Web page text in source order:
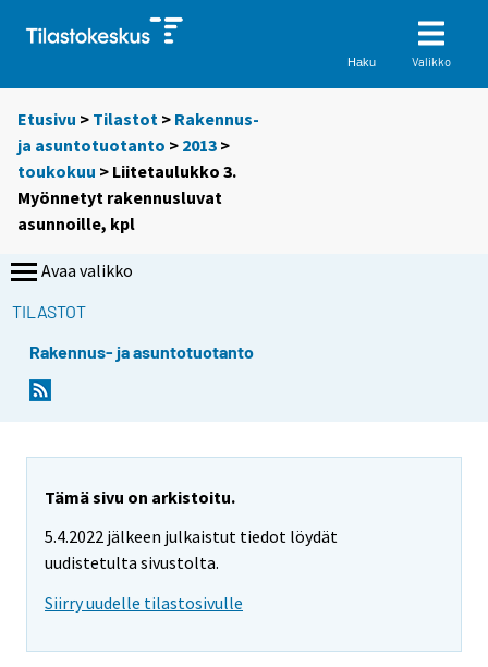
Haku Valikko
Etusivu > Tilastot > Rakennus-
ja asuntotuotanto > 2013 >
toukokuu > Liitetaulukko 3.
Myönnetyt rakennusluvat
asunnoille, kpl
Avaa valikko
TILASTOT
Rakennus- ja asuntotuotanto
Tämä sivu on arkistoitu.
5.4.2022 jälkeen julkaistut tiedot löydät
uudistetulta sivustolta.
Siirry uudelle tilastosivulle